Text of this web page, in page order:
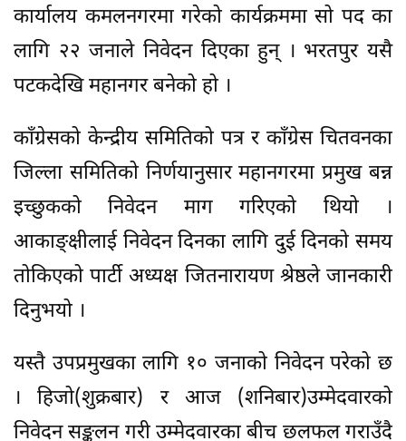
कार्यालय कमलनगरमा गरेको कार्यक्रममा सो पद का
लागि २२ जनाले निवेदन दिएका हुन् । भरतपुर यसै
पटकदेखि महानगर बनेको हो ।
काँग्रेसको केन्द्रीय समितिको पत्र र काँग्रेस चितवनका
जिल्ला समितिको निर्णयानुसार महानगरमा प्रमुख बन्न
इच्छुकको निवेदन माग गरिएको थियो ।
आकाङ्क्षीलाई निवेदन दिनका लागि दुई दिनको समय
तोकिएको पार्टी अध्यक्ष जितनारायण श्रेष्ठले जानकारी
दिनुभयो ।
यस्तै उपप्रमुखका लागि १० जनाको निवेदन परेको छ
। हिजो(शुक्रबार) र आज (शनिबार)उम्मेदवारको
निवेदन सङ्कलन गरी उम्मेदवारका बीच छलफल गराउँदै